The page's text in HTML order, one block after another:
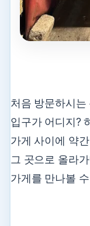
처음 방문하시는
입구가 어디지?
가게 사이에 약
그 곳으로 올라
가게를 만나볼